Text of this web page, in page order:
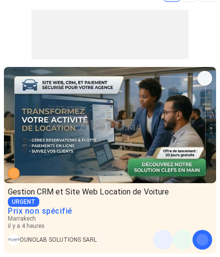
Gestion CRM et Site Web Location de Voiture
URGENT
Prix non spécifié
Marrakech
il y a 4 heures
OUNOLAB SOLUTIONS SARL